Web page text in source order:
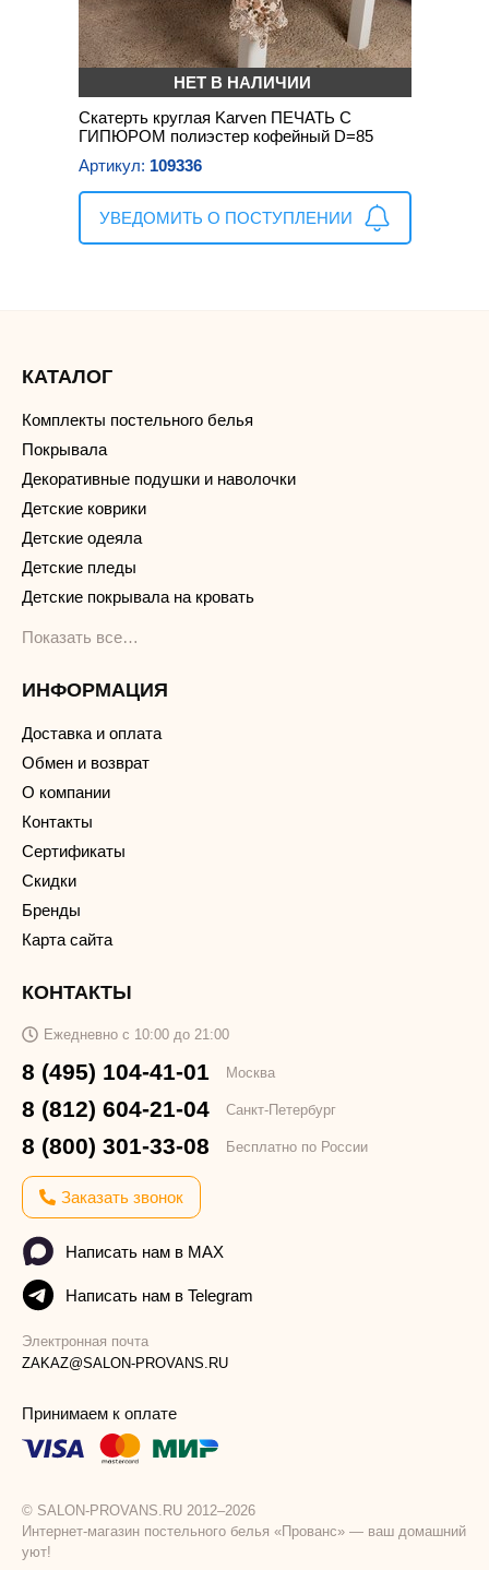
НЕТ В НАЛИЧИИ
Скатерть круглая Karven ПЕЧАТЬ С
ГИПЮРОМ полиэстер кофейный D=85
Артикул: 109336
УВЕДОМИТЬ О ПОСТУПЛЕНИИ
КАТАЛОГ
Комплекты постельного белья
Покрывала
Декоративные подушки и наволочки
Детские коврики
Детские одеяла
Детские пледы
Детские покрывала на кровать
Показать все…
ИНФОРМАЦИЯ
Доставка и оплата
Обмен и возврат
О компании
Контакты
Сертификаты
Скидки
Бренды
Карта сайта
КОНТАКТЫ
Ежедневно с 10:00 до 21:00
8 (495) 104-41-01 Москва
8 (812) 604-21-04 Санкт-Петербург
8 (800) 301-33-08 Бесплатно по России
Заказать звонок
Написать нам в MAX
Написать нам в Telegram
Электронная почта
ZAKAZ@SALON-PROVANS.RU
Принимаем к оплате
© SALON-PROVANS.RU 2012–2026
Интернет-магазин постельного белья «Прованс» — ваш домашний
уют!